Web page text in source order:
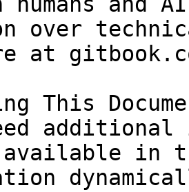
over
at
This
in